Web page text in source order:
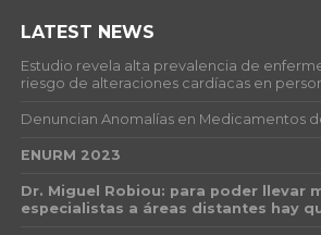
LATEST NEWS
Estudio revela alta prevalencia de
riesgo de alteraciones cardíacas en
Denuncian Anomalías en Medicamentos
ENURM 2023
Dr. Miguel Robiou: para poder llevar
especialistas a áreas distantes hay